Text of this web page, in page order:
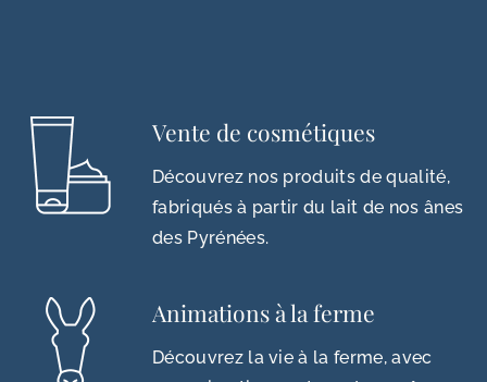
Vente de cosmétiques
Découvrez nos produits de qualité,
fabriqués à partir du lait de nos ânes
des Pyrénées.
Animations à la ferme
Découvrez la vie à la ferme, avec